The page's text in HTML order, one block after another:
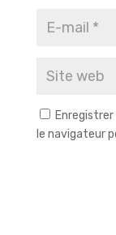
le navigateur